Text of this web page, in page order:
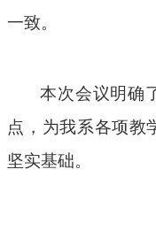
一致。
本次会议明确
点，为我系各项教
坚实基础。